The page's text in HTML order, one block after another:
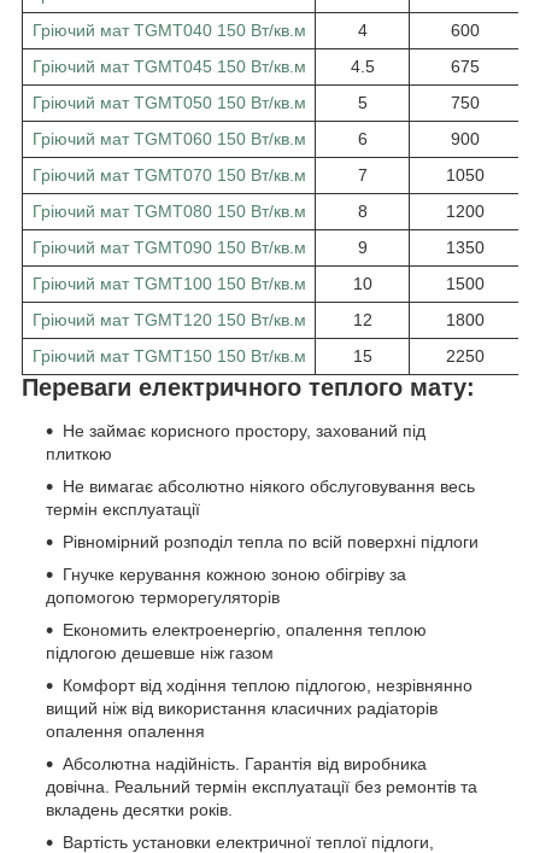
Гріючий мат TGMT040 150 Вт/кв.м
4
600
Гріючий мат TGMT045 150 Вт/кв.м
4.5
675
Гріючий мат TGMT050 150 Вт/кв.м
5
750
Гріючий мат TGMT060 150 Вт/кв.м
6
900
Гріючий мат TGMT070 150 Вт/кв.м
7
1050
Гріючий мат TGMT080 150 Вт/кв.м
8
1200
Гріючий мат TGMT090 150 Вт/кв.м
9
1350
Гріючий мат TGMT100 150 Вт/кв.м
10
1500
Гріючий мат TGMT120 150 Вт/кв.м
12
1800
Гріючий мат TGMT150 150 Вт/кв.м
15 2250
Переваги електричного теплого мату:
Не займає корисного простору, захований під
плиткою
Не вимагає абсолютно ніякого обслуговування весь
термін експлуатації
Рівномірний розподіл тепла по всій поверхні підлоги
Гнучке керування кожною зоною обігріву за
допомогою терморегуляторів
Економить електроенергію, опалення теплою
підлогою дешевше ніж газом
Комфорт від ходіння теплою підлогою, незрівнянно
вищий ніж від використання класичних радіаторів
опалення опалення
Абсолютна надійність. Гарантія від виробника
довічна. Реальний термін експлуатації без ремонтів та
вкладень десятки років.
Вартість установки електричної теплої підлоги,